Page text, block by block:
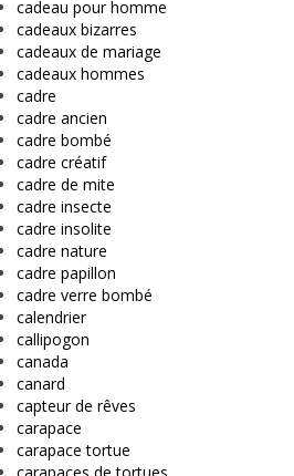
cadeau pour homme
cadeaux bizarres
cadeaux de mariage
cadeaux hommes
cadre
cadre ancien
cadre bombé
cadre créatif
cadre de mite
cadre insecte
cadre insolite
cadre nature
cadre papillon
cadre verre bombé
calendrier
callipogon
canada
canard
capteur de rêves
carapace
carapace tortue
carapaces de tortues